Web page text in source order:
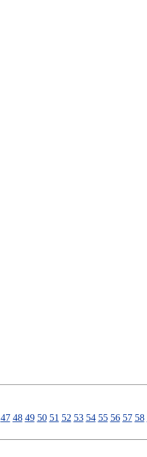
47 48 49 50 51 52 53 54 55 56 57 58